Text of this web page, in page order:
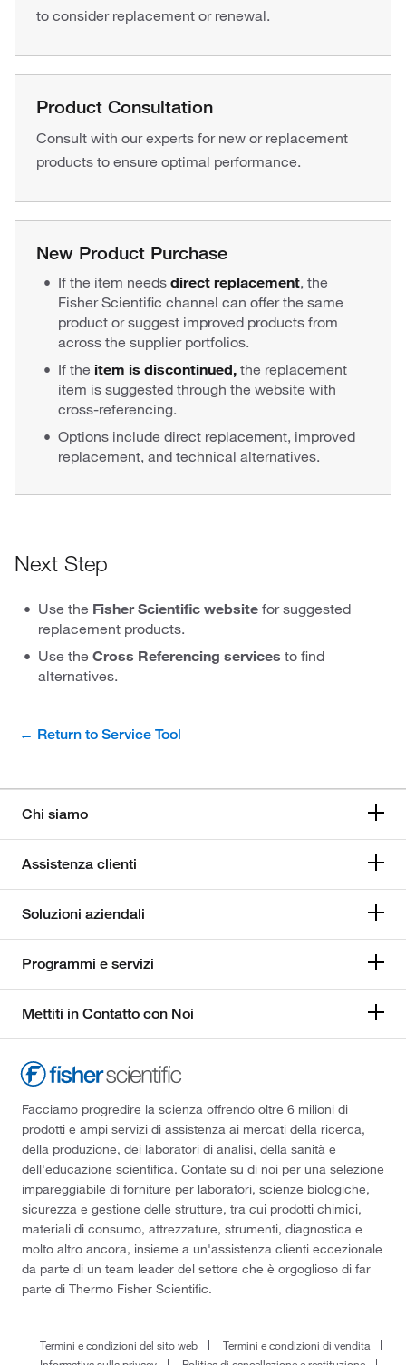
to consider replacement or renewal.
Product Consultation
Consult with our experts for new or replacement
products to ensure optimal performance.
New Product Purchase
If the item needs direct replacement, the
Fisher Scientific channel can offer the same
product or suggest improved products from
across the supplier portfolios.
If the item is discontinued, the replacement
item is suggested through the website with
cross-referencing.
Options include direct replacement, improved
replacement, and technical alternatives.
Next Step
Use the Fisher Scientific website for suggested
replacement products.
Use the Cross Referencing services to find
alternatives.
← Return to Service Tool
Chi siamo
Assistenza clienti
Soluzioni aziendali
Programmi e servizi
Mettiti in Contatto con Noi
Facciamo progredire la scienza offrendo oltre 6 milioni di
prodotti e ampi servizi di assistenza ai mercati della ricerca,
della produzione, dei laboratori di analisi, della sanità e
dell'educazione scientifica. Contate su di noi per una selezione
impareggiabile di forniture per laboratori, scienze biologiche,
sicurezza e gestione delle strutture, tra cui prodotti chimici,
materiali di consumo, attrezzature, strumenti, diagnostica e
molto altro ancora, insieme a un'assistenza clienti eccezionale
da parte di un team leader del settore che è orgoglioso di far
parte di Thermo Fisher Scientific.
Termini e condizioni del sito web
Termini e condizioni di vendita